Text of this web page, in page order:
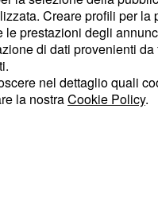
Coppa Italia e di
Andrea
decisiva al
League
rientro a Torino
del possibile ingaggio
è quotato a
Creare profili per
le prestazioni degli
di dati provenienti
nel dettaglio quali
la nostraCookie Policy.